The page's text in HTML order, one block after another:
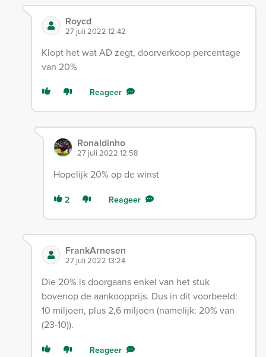
Roycd
27 juli 2022 12:42
Klopt het wat AD zegt, doorverkoop percentage
van 20%
Reageer
Ronaldinho
27 juli 2022 12:58
Hopelijk 20% op de winst
2 Reageer
FrankArnesen
27 juli 2022 13:24
Die 20% is doorgaans enkel van het stuk
bovenop de aankoopprijs. Dus in dit voorbeeld:
10 miljoen, plus 2,6 miljoen (namelijk: 20% van
(23-10)).
Reageer